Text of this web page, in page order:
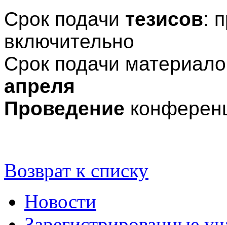
Срок подачи тезисов:
включительно
Срок подачи
апреля
Проведение
Возврат к списку
Новости